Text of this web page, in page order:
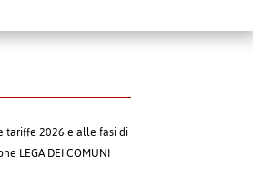
tariffe 2026 e alle fasi di
LEGA DEI COMUNI